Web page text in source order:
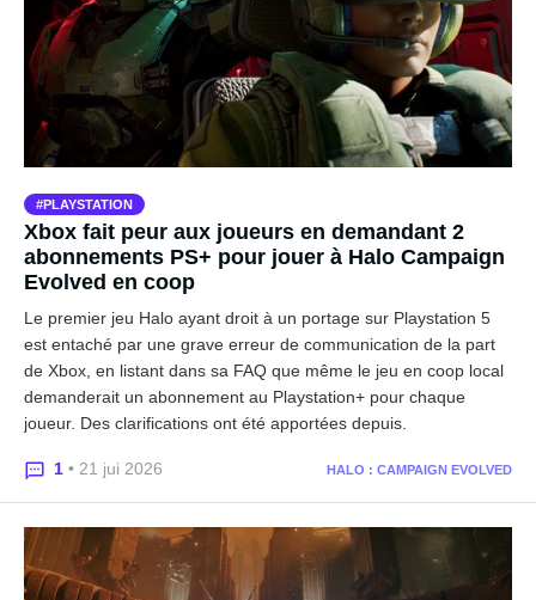
PLAYSTATION
Xbox fait peur aux joueurs en demandant 2
abonnements PS+ pour jouer à Halo Campaign
Evolved en coop
Le premier jeu Halo ayant droit à un portage sur Playstation 5
est entaché par une grave erreur de communication de la part
de Xbox, en listant dans sa FAQ que même le jeu en coop local
demanderait un abonnement au Playstation+ pour chaque
joueur. Des clarifications ont été apportées depuis.
1 • 21 jui 2026 HALO : CAMPAIGN EVOLVED